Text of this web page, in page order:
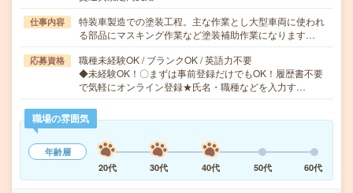
仕事内容
特装車製造での塗装工程。主な作業とし大型車両に使われ
る部品にマスキング作業など塗装補助作業になります…
応募資格
職種未経験OK / ブランクOK / 英語力不要
◆未経験OK！〇まずは事前登録だけでもOK！履歴書不要
で気軽にオンライン登録★氏名・職種などを入力す…
職場の雰囲気
年齢層
20代
30代 40代 50代 60代